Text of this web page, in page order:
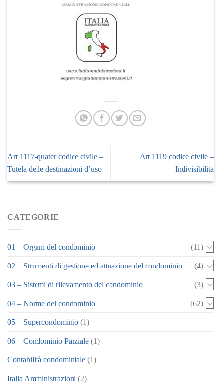
CATEGORIE
01 – Organi del condominio (11)
02 – Strumenti di gestione ed attuazione del condominio (4)
03 – Sistemi di rilevamento del condominio (3)
04 – Norme del condominio (62)
05 – Supercondominio (1)
06 – Condominio Parziale (1)
Contabilità condominiale (1)
Italia Amministrazioni (2)
Art 1117-quater codice civile –
Tutela delle destinazioni d’uso
Art 1119 codice civile –
Indivisibilità